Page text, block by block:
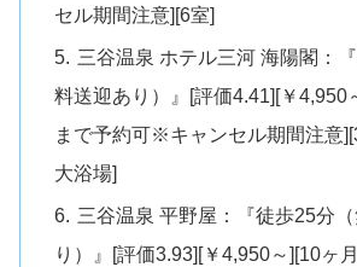
セル期間注意][6室]
三谷温泉 ホテル三河 海陽閣：
料送迎あり）』[評価4.41][￥4,950
まで予約可※キャンセル期間注意
大浴場]
三谷温泉 平野屋：『徒歩25分
り）』[評価3.93][￥4,950～][10ヶ